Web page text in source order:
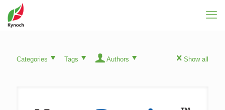
Categories Tags Authors Show all